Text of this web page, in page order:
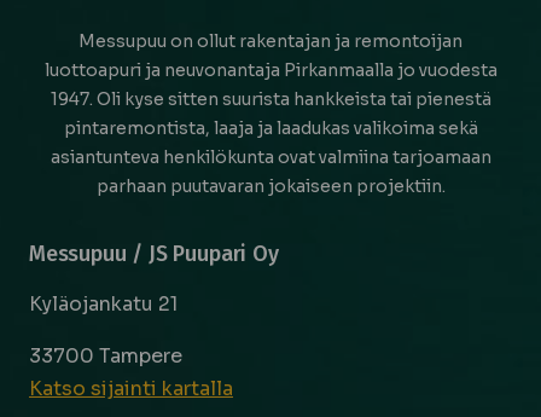
Messupuu on ollut rakentajan ja remontoijan
luottoapuri ja neuvonantaja Pirkanmaalla jo vuodesta
1947. Oli kyse sitten suurista hankkeista tai pienestä
pintaremontista, laaja ja laadukas valikoima sekä
asiantunteva henkilökunta ovat valmiina tarjoamaan
parhaan puutavaran jokaiseen projektiin.
Messupuu / JS Puupari Oy
Kyläojankatu 21
33700 Tampere
Katso sijainti kartalla